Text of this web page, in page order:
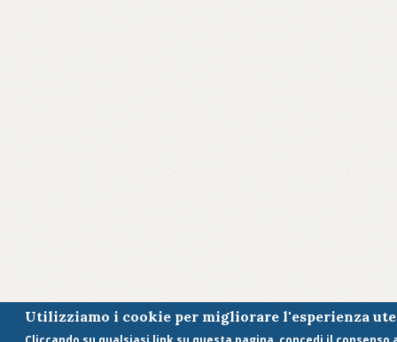
Utilizziamo i cookie per migliorare l'esperienza